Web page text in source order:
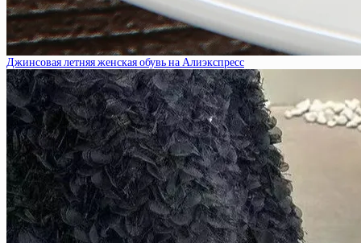
Джинсовая летняя женская обувь на Алиэкспресс